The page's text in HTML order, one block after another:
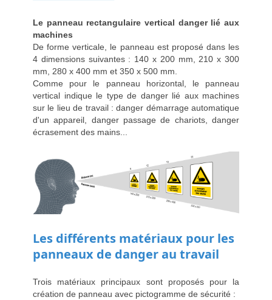
Le panneau rectangulaire vertical danger lié aux
machines
De forme verticale, le panneau est proposé dans les
4 dimensions suivantes : 140 x 200 mm, 210 x 300
mm, 280 x 400 mm et 350 x 500 mm.
Comme pour le panneau horizontal, le panneau
vertical indique le type de danger lié aux machines
sur le lieu de travail : danger démarrage automatique
d'un appareil, danger passage de chariots, danger
écrasement des mains...
Les différents matériaux pour les
panneaux de danger au travail
Trois matériaux principaux sont proposés pour la
création de panneau avec pictogramme de sécurité :